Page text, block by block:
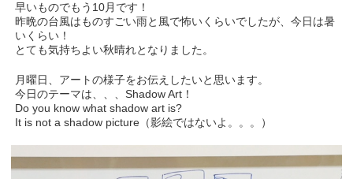
早いものでもう10月です！
昨晩の台風はものすごい雨と風で怖いくらいでしたが、今日は暑
いくらい！
とても気持ちよい秋晴れとなりました。
月曜日、アートの様子をお伝えしたいと思います。
今日のテーマは、、、Shadow Art！
Do you know what shadow art is?
It is not a shadow picture（影絵ではないよ。。。）